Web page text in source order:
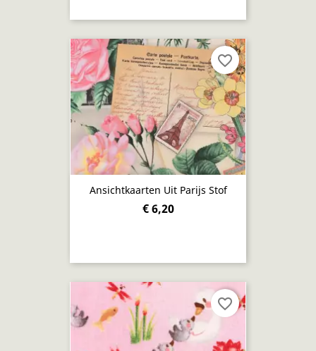
Ansichtkaarten Uit Parijs Stof
€ 6,20
favorite_border
favorite_border